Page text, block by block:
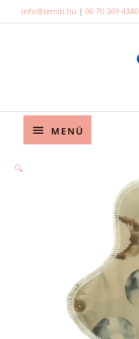
to
info@temiti.hu | 06 70 369 4340
Below
MENÜ
🔍